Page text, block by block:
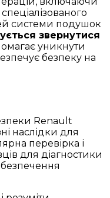
системи подушок
звернутися
уникнути
безпеку на
Renault
наслідки для
перевірка і
для діагностики